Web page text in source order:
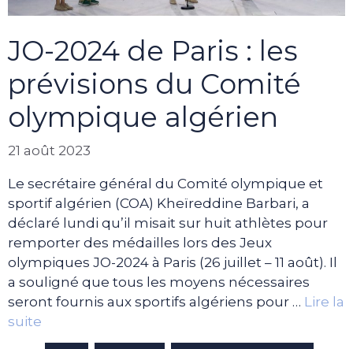
JO-2024 de Paris : les
prévisions du Comité
olympique algérien
21 août 2023
Le secrétaire général du Comité olympique et
sportif algérien (COA) Kheïreddine Barbari, a
déclaré lundi qu’il misait sur huit athlètes pour
remporter des médailles lors des Jeux
olympiques JO-2024 à Paris (26 juillet – 11 août). Il
a souligné que tous les moyens nécessaires
seront fournis aux sportifs algériens pour … Lire la
suite